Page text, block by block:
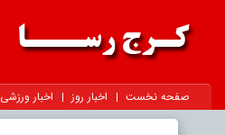
صفحه نخست اخبار روز اخبار ورزشی